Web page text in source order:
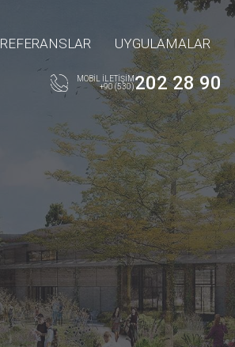
REFERANSLAR UYGULAMALAR
MOBİL İLETİŞİM
+90 (530)202 28 90